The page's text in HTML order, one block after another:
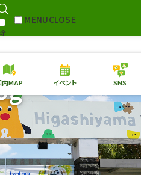
MENUCLOSE
本日の開園情報 チケッ
園内MAP イベント
総合案内
動物園 植物園 フ
内MAP イベント SNS